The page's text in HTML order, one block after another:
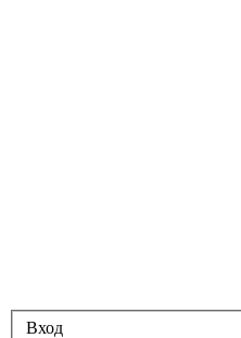
Вход